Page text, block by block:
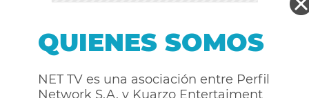
QUIENES SOMOS
NET TV es una asociación entre Perfil
Network S.A. y Kuarzo Entertaiment